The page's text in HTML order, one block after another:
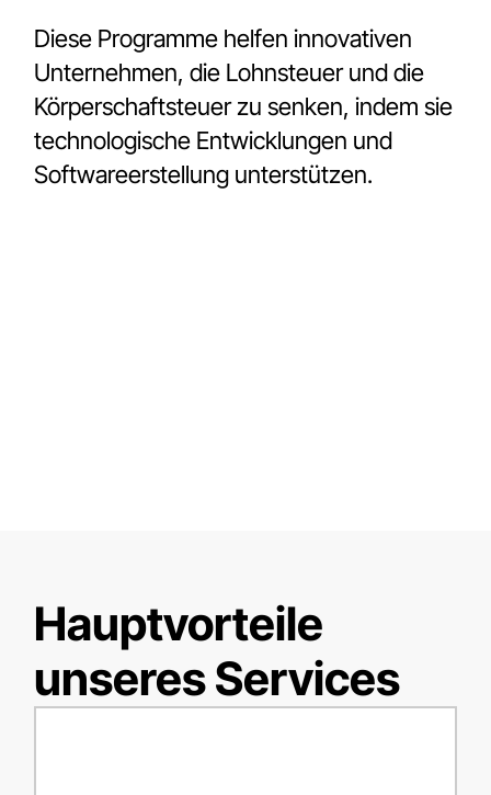
Diese Programme helfen innovativen
Unternehmen, die Lohnsteuer und die
Körperschaftsteuer zu senken, indem sie
technologische Entwicklungen und
Softwareerstellung unterstützen.
Hauptvorteile
unseres Services